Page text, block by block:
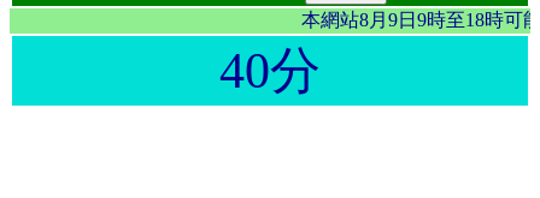
本網站8月9日9時至18
40分